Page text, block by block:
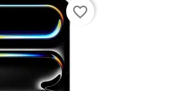
favorite_border